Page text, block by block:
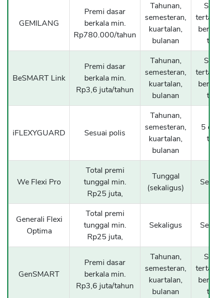
GEMILANG
Premi dasar
berkala min.
Rp780.000/tahun
Tahunan,
semesteran,
kuartalan,
bulanan
BeSMART Link
Premi dasar
berkala min.
Rp3,6 juta/tahun
Tahunan,
semesteran,
kuartalan,
bulanan
iFLEXYGUARD Sesuai polis
Tahunan,
semesteran,
kuartalan,
bulanan
5
We Flexi Pro
Total premi
tunggal min.
Rp25 juta,
Tunggal
(sekaligus)
Generali Flexi
Optima
Total premi
tunggal min.
Rp25 juta,
Sekaligus
GenSMART
Premi dasar
berkala min.
Rp3,6 juta/tahun
Tahunan,
semesteran,
kuartalan,
bulanan